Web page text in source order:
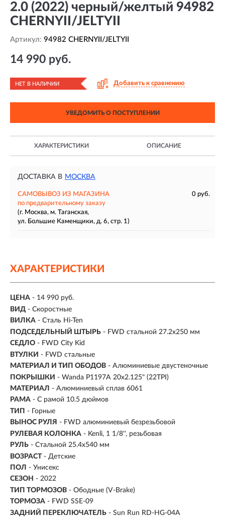
2.0 (2022) черный/желтый 94982
CHERNYII/JELTYII
Артикул: 94982 CHERNYII/JELTYII
14 990 руб.
НЕТ В НАЛИЧИИ Добавить к сравнению
УВЕДОМИТЬ О ПОСТУПЛЕНИИ
ХАРАКТЕРИСТИКИ ОПИСАНИЕ
ДОСТАВКА В МОСКВА
САМОВЫВОЗ ИЗ МАГАЗИНА
0 руб.
по предварительному заказу
(г. Москва, м. Таганская,
ул. Большие Каменщики, д. 6, стр. 1)
ХАРАКТЕРИСТИКИ
ЦЕНА - 14 990 руб.
ВИД - Скоростные
ВИЛКА - Сталь Hi-Ten
ПОДСЕДЕЛЬНЫЙ ШТЫРЬ - FWD стальной 27.2x250 мм
СЕДЛО - FWD City Kid
ВТУЛКИ - FWD стальные
МАТЕРИАЛ И ТИП ОБОДОВ - Алюминиевые двустеночные
ПОКРЫШКИ - Wanda P1197A 20x2.125" (22TPI)
МАТЕРИАЛ - Алюминиевый сплав 6061
РАМА - С рамой 10.5 дюймов
ТИП - Горные
ВЫНОС РУЛЯ - FWD алюминиевый безрезьбовой
РУЛЕВАЯ КОЛОНКА - Kenli, 1 1/8'', резьбовая
РУЛЬ - Стальной 25.4х540 мм
ВОЗРАСТ - Детские
ПОЛ - Унисекс
СЕЗОН - 2022
ТИП ТОРМОЗОВ - Ободные (V-Brake)
ТОРМОЗА - FWD SSE-09
ЗАДНИЙ ПЕРЕКЛЮЧАТЕЛЬ - Sun Run RD-HG-04A